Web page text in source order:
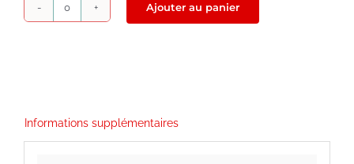
quantité
Ajouter au panier
Informations supplémentaires